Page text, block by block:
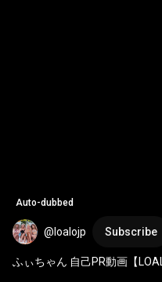
Auto-dubbed
@loalojp Subscribe
ふぃちゃん 自己PR動画【